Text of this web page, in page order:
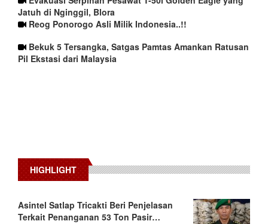
Jatuh di Nginggil, Blora
Reog Ponorogo Asli Milik Indonesia..!!
Bekuk 5 Tersangka, Satgas Pamtas Amankan Ratusan
Pil Ekstasi dari Malaysia
HIGHLIGHT
Asintel Satlap Tricakti Beri Penjelasan
Terkait Penanganan 53 Ton Pasir…